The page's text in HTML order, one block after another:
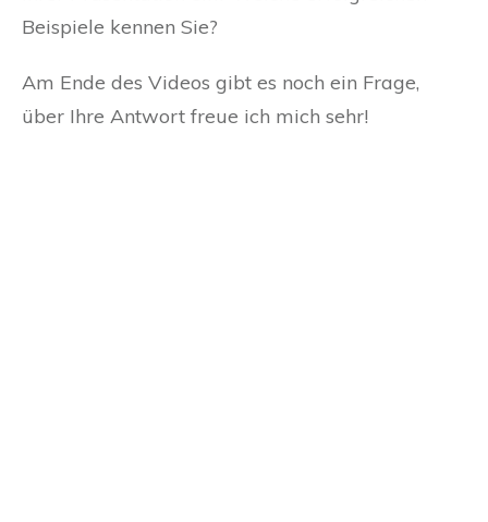
Beispiele kennen Sie?
Am Ende des Videos gibt es noch ein Frage,
über Ihre Antwort freue ich mich sehr!